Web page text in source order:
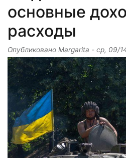
основные
расходы
Опубликовано Margarita - ср, 09/